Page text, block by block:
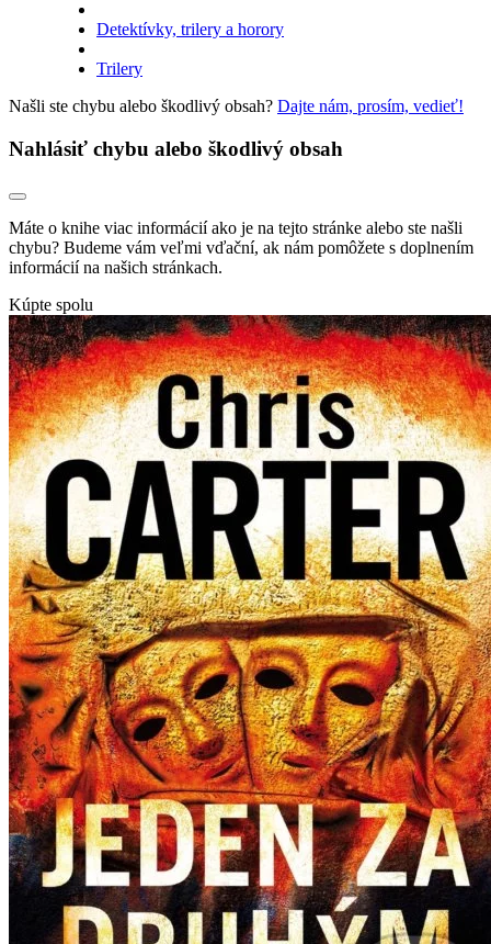
Detektívky, trilery a horory
Trilery
Našli ste chybu alebo škodlivý obsah? Dajte nám, prosím, vedieť!
Nahlásiť chybu alebo škodlivý obsah
Máte o knihe viac informácií ako je na tejto stránke alebo ste našli
chybu? Budeme vám veľmi vďační, ak nám pomôžete s doplnením
informácií na našich stránkach.
Kúpte spolu